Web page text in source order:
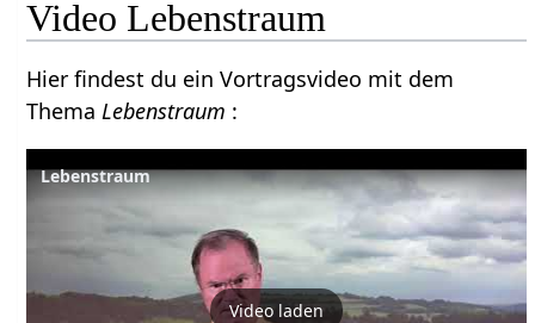
Video Lebenstraum
Hier findest du ein Vortragsvideo mit dem
ThemaLebenstraum :
Lebenstraum
Video laden